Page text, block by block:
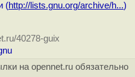
(http://lists.gnu.org/archive/h...)
40278-guix
на opennet.ru обязательно